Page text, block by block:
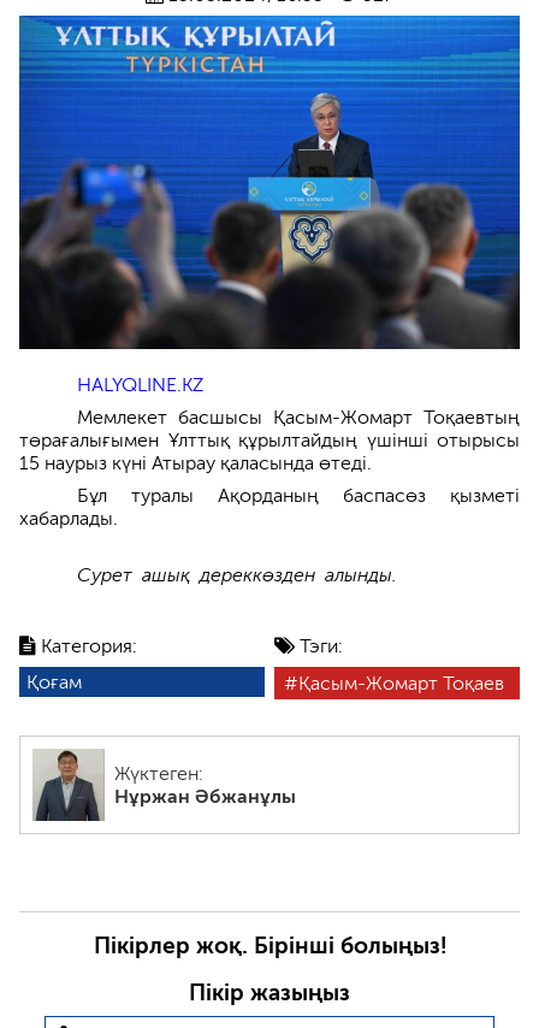
Категория:
Қоғам
Тэги:
Қасым-Жомарт Тоқаев
Жүктеген:
Нұржан Әбжанұлы
HALYQLINE.KZ
Мемлекет басшысы Қасым-Жомарт Тоқаевтың
төрағалығымен Ұлттық құрылтайдың үшінші отырысы
15 наурыз күні Атырау қаласында өтеді.
Бұл туралы Ақорданың баспасөз қызметі
хабарлады.
Сурет ашық дереккөзден алынды.
Пікірлер жоқ. Бірінші болыңыз!
Пікір жазыңыз